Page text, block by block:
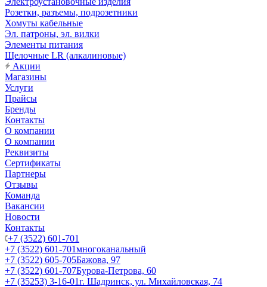
Розетки, разъемы, подрозетники
Хомуты кабельные
Эл. патроны, эл. вилки
Элементы питания
Щелочные LR (алкалиновые)
Акции
Магазины
Услуги
Прайсы
Бренды
Контакты
О компании
О компании
Реквизиты
Сертификаты
Партнеры
Отзывы
Команда
Вакансии
Новости
Контакты
+7 (3522) 601-701
+7 (3522) 601-701многоканальный
+7 (3522) 605-705Бажова, 97
+7 (3522) 601-707Бурова-Петрова, 60
+7 (35253) 3-16-01г. Шадринск, ул. Михайловская, 74